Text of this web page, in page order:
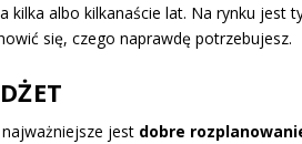
kilka albo kilkanaście lat. Na rynku
się, czego naprawdę potrzebujesz.
jest dobre